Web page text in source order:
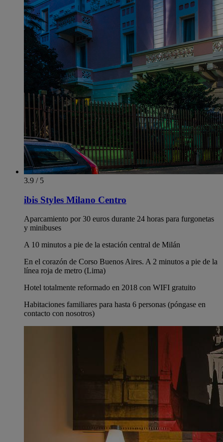
3.9 / 5
ibis Styles Milano Centro
Aparcamiento por 30 euros durante 24 horas para furgonetas
y minibuses
A 10 minutos a pie de la estación central de Milán
En el corazón de Corso Buenos Aires. A 2 minutos a pie de la
línea roja de metro (Lima)
Hotel totalmente reformado en 2018 con WIFI gratuito
Habitaciones familiares para hasta 6 personas (póngase en
contacto con nosotros)